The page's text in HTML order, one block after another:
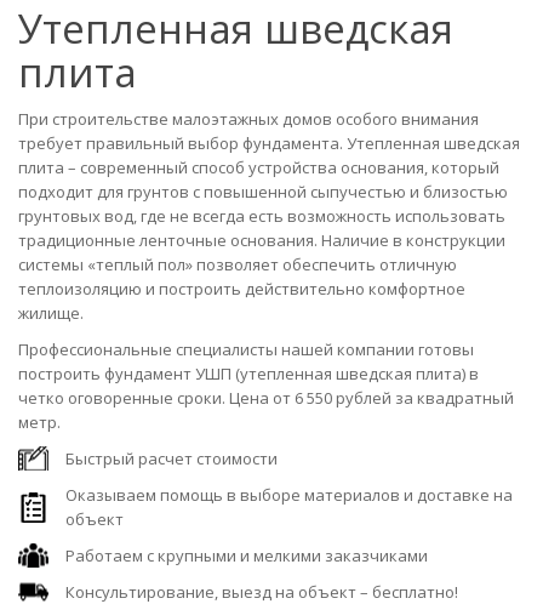
Утепленная шведская
плита
При строительстве малоэтажных домов особого внимания
требует правильный выбор фундамента. Утепленная шведская
плита – современный способ устройства основания, который
подходит для грунтов с повышенной сыпучестью и близостью
грунтовых вод, где не всегда есть возможность использовать
традиционные ленточные основания. Наличие в конструкции
системы «теплый пол» позволяет обеспечить отличную
теплоизоляцию и построить действительно комфортное
жилище.
Профессиональные специалисты нашей компании готовы
построить фундамент УШП (утепленная шведская плита) в
четко оговоренные сроки. Цена от 6 550 рублей за квадратный
метр.
Быстрый расчет стоимости
Оказываем помощь в выборе материалов и доставке на
объект
Работаем с крупными и мелкими заказчиками
Консультирование, выезд на объект – бесплатно!